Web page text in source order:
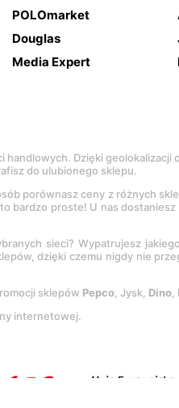
POLOmarket
Douglas
Media Expert
handlowych. Dzięki
do ulubionego sklepu.
porównasz ceny z różnych
bardzo proste! U nas
sieci? Wypatrujesz
dzięki czemu nigdy nie
sklepów Pepco, Jysk, Dino,
internetowej.